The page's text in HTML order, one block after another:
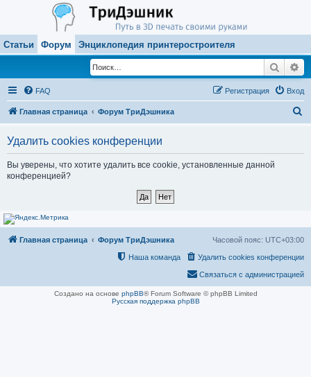
Статьи Форум Энциклопедия принтеростроителя
Поиск
FAQ Вход
Регистрация
Главная страница Форум ТриДэшника
Удалить cookies конференции
Вы уверены, что хотите удалить все cookie, установленные данной
конференцией?
Главная страница Форум ТриДэшника Часовой пояс: UTC+03:00
Удалить cookies конференции
Наша команда
Связаться с администрацией
Создано на основе phpBB® Forum Software © phpBB Limited
Русская поддержка phpBB